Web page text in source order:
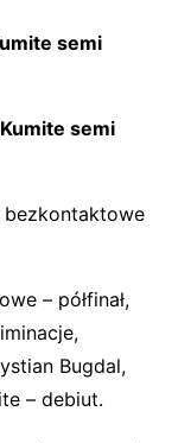
semi
semi
bezkontaktowe
– półfinał,
Bugdal,
– debiut.